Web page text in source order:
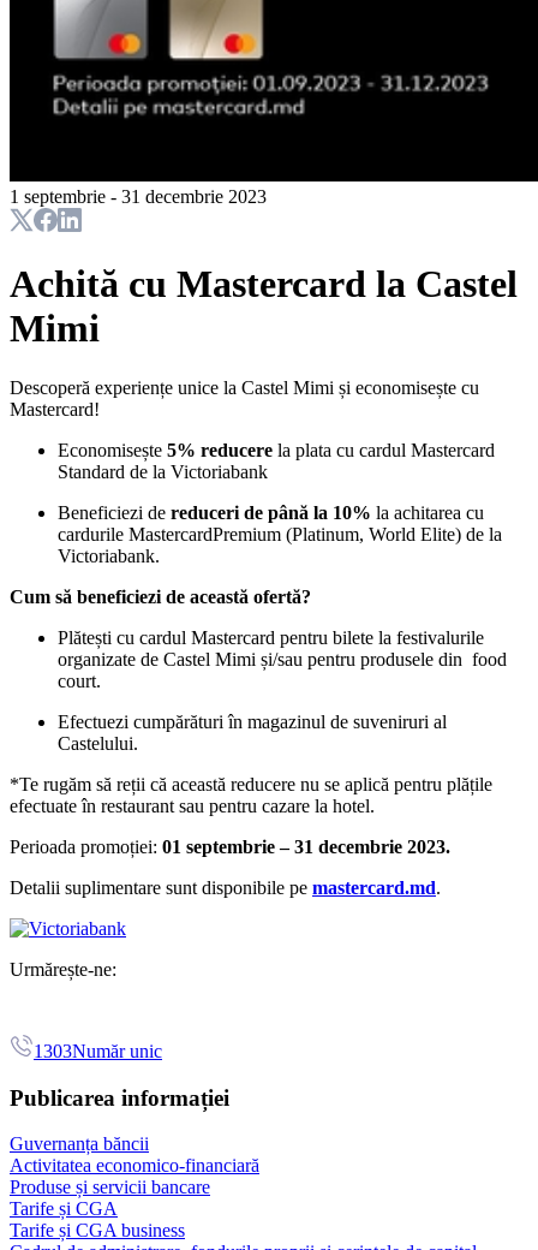
1 septembrie - 31 decembrie 2023
Achită cu Mastercard la Castel
Mimi
Descoperă experiențe unice la Castel Mimi și economisește cu
Mastercard!
Economisește 5% reducere la plata cu cardul Mastercard
Standard de la Victoriabank
Beneficiezi de reduceri de până la 10% la achitarea cu
cardurile MastercardPremium (Platinum, World Elite) de la
Victoriabank.
Cum să beneficiezi de această ofertă?
Plătești cu cardul Mastercard pentru bilete la festivalurile
organizate de Castel Mimi și/sau pentru produsele din food
court.
Efectuezi cumpărături în magazinul de suveniruri al
Castelului.
*Te rugăm să reții că această reducere nu se aplică pentru plățile
efectuate în restaurant sau pentru cazare la hotel.
Perioada promoției: 01 septembrie – 31 decembrie 2023.
Detalii suplimentare sunt disponibile pe mastercard.md.
Urmărește-ne:
1303Număr unic
Publicarea informației
Guvernanța băncii
Activitatea economico-financiară
Produse și servicii bancare
Tarife și CGA
Tarife și CGA business